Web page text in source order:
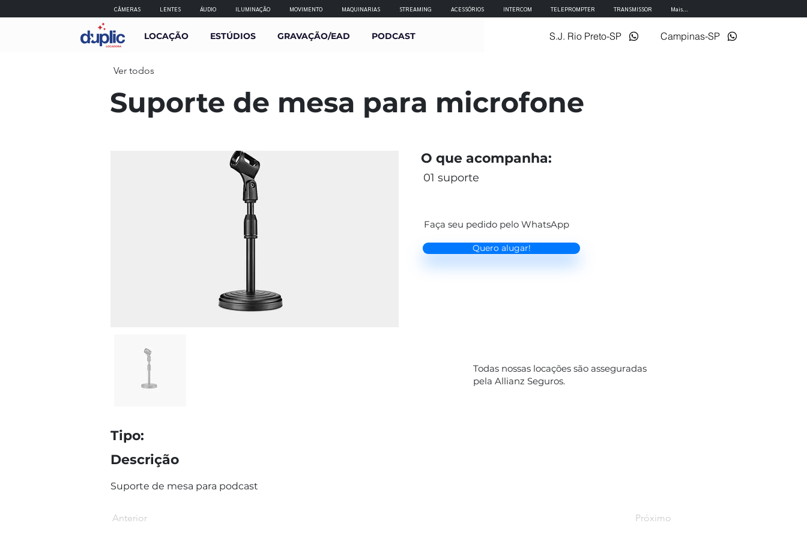
CÂMERAS LENTES ÁUDIO ILUMINAÇÃO MOVIMENTO MAQUINARIAS STREAMING ACESSÓRIOS INTERCOM TELEPROMPTER TRANSMISSOR Mais...
LOCAÇÃO ESTÚDIOS GRAVAÇÃO/EAD PODCAST S.J. Rio Preto-SP Campinas-SP
Suporte de mesa para microfone
Ver todos
Tipo:
O que acompanha:
01 suporte
Faça seu pedido pelo WhatsApp
Quero alugar!
Todas nossas locações são asseguradas
pela Allianz Seguros.
Descrição
Suporte de mesa para podcast
Anterior Próximo